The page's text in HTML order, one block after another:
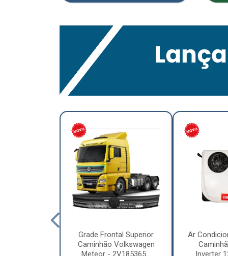
Grade Frontal Superior
Caminhão Volkswagen
Meteor - 2V185365...
Ar
Inverter